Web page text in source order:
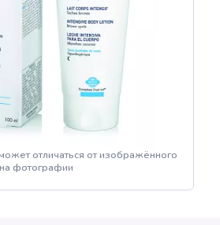
отличаться от изображённого
на фотографии